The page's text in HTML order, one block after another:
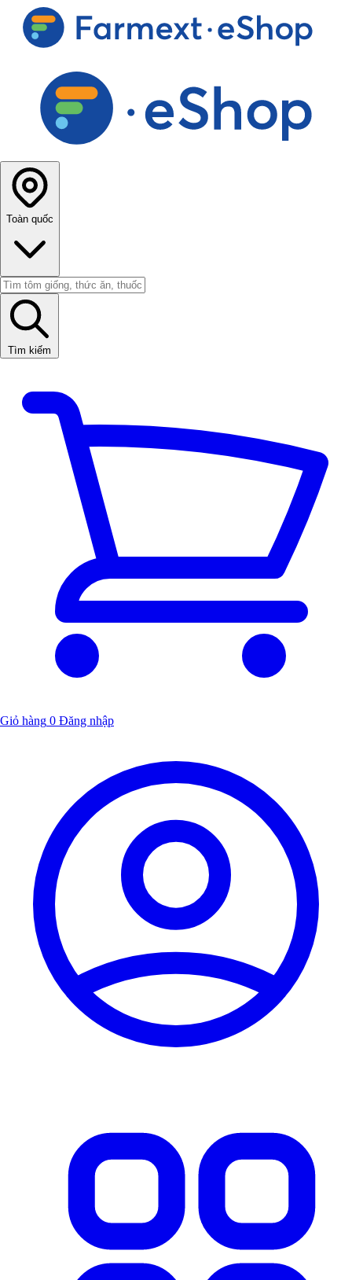
Toàn quốc
Tìm kiếm
Giỏ hàng 0 Đăng nhập